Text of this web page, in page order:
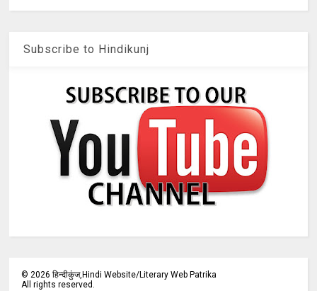
Subscribe to Hindikunj
©2026 हिन्दीकुंज,Hindi Website/Literary Web Patrika
All rights reserved.